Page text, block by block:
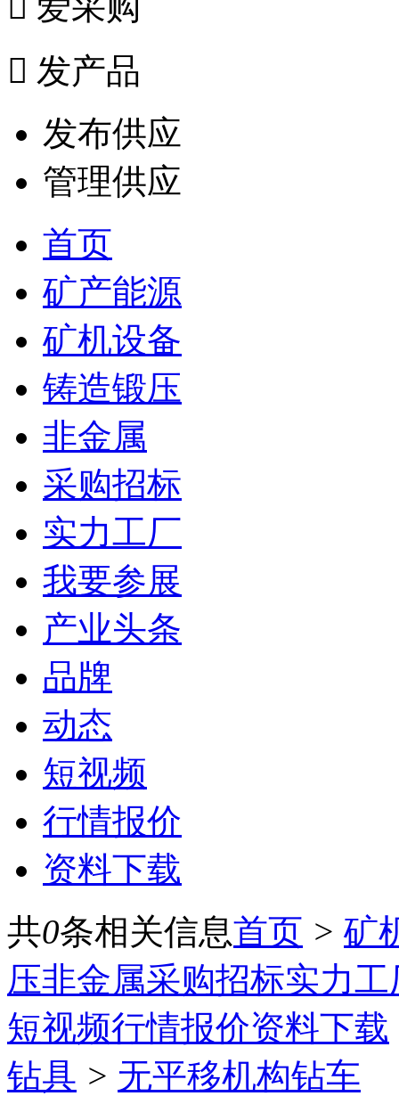
 发产品
发布供应
管理供应
首页
矿产能源
矿机设备
铸造锻压
非金属
采购招标
实力工厂
我要参展
产业头条
品牌
动态
短视频
行情报价
资料下载
共0条相关信息首页 > 矿
压非金属采购招标实力工
短视频行情报价资料下载
钻具 > 无平移机构钻车